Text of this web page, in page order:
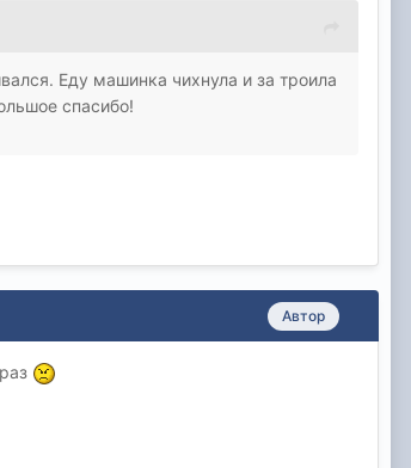
Еду машинка чихнула и за троила
спасибо!
Автор